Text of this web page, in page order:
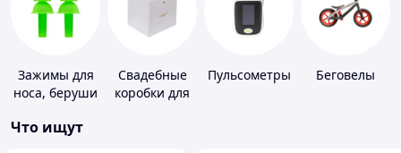
Зажимы для
носа, беруши
Свадебные
коробки для
Пульсометры Беговелы
Что ищут